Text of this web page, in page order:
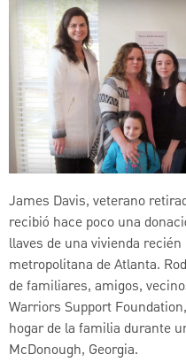
James Davis, veterano
recibió hace poco una
llaves de una vivienda
metropolitana de Atlanta.
de familiares, amigos,
Warriors Support
hogar de la familia durante
McDonough, Georgia.